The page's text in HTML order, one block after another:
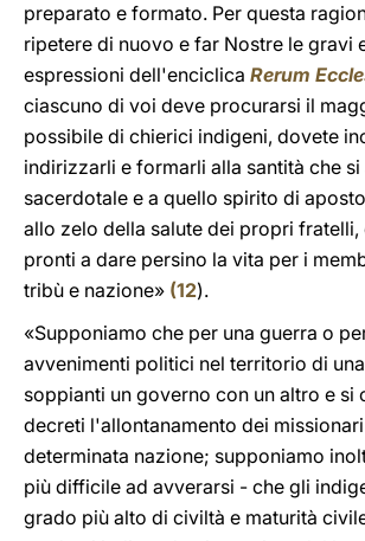
preparato e formato. Per questa
ripetere di nuovo e far Nostre le gravi
espressioni dell'enciclica Rerum
ciascuno di voi deve procurarsi il
possibile di chierici indigeni, dovete
indirizzarli e formarli alla santità che
sacerdotale e a quello spirito di
allo zelo della salute dei propri fratelli,
pronti a dare persino la vita per i
tribù e nazione» (12).
«Supponiamo che per una guerra o
avvenimenti politici nel territorio di
soppianti un governo con un altro e si
decreti l'allontanamento dei
determinata nazione; supponiamo
più difficile ad avverarsi - che gli
grado più alto di civiltà e maturità